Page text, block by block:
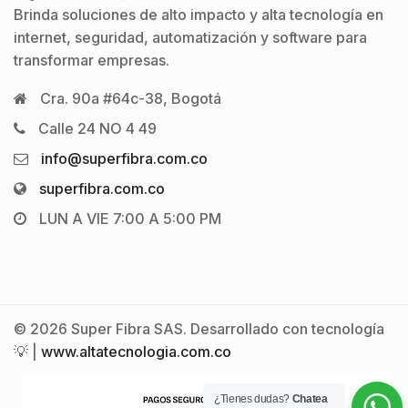
Brinda soluciones de alto impacto y alta tecnología en
internet, seguridad, automatización y software para
transformar empresas.
Cra. 90a #64c-38, Bogotá
Calle 24 NO 4 49
info@superfibra.com.co
superfibra.com.co
LUN A VIE 7:00 A 5:00 PM
© 2026 Super Fibra SAS. Desarrollado con tecnología
💡 | www.altatecnologia.com.co
¿Tienes dudas? Chatea